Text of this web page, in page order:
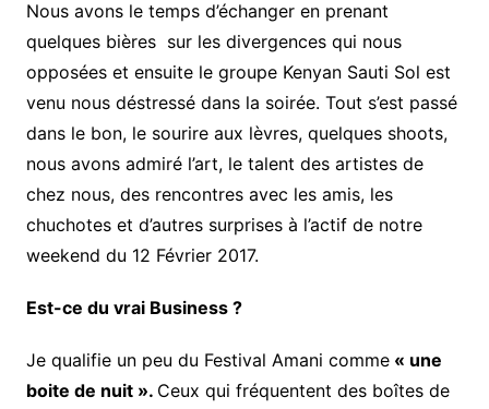
Nous avons le temps d’échanger en prenant
quelques bières sur les divergences qui nous
opposées et ensuite le groupe Kenyan Sauti Sol est
venu nous déstressé dans la soirée. Tout s’est passé
dans le bon, le sourire aux lèvres, quelques shoots,
nous avons admiré l’art, le talent des artistes de
chez nous, des rencontres avec les amis, les
chuchotes et d’autres surprises à l’actif de notre
weekend du 12 Février 2017.
Est-ce du vrai Business ?
Je qualifie un peu du Festival Amani comme« une
boite de nuit ». Ceux qui fréquentent des boîtes de